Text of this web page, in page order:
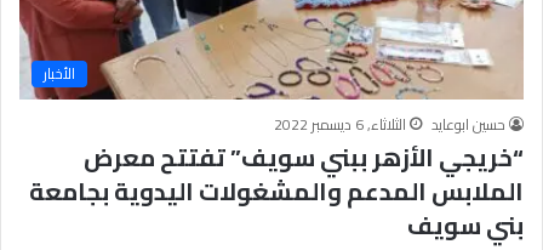
الأخبار
حسين ابوعايد
الثلاثاء, 6 ديسمبر 2022
“خريجي الأزهر ببني سويف” تفتتح معرض
الملابس المدعم والمشغولات اليدوية بجامعة
بني سويف